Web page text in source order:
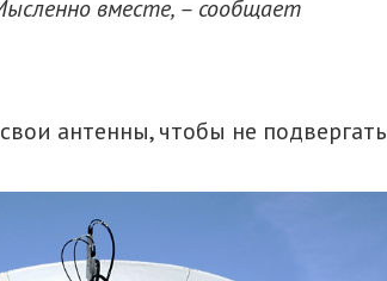
вместе, – сообщает
антенны, чтобы не подвергать